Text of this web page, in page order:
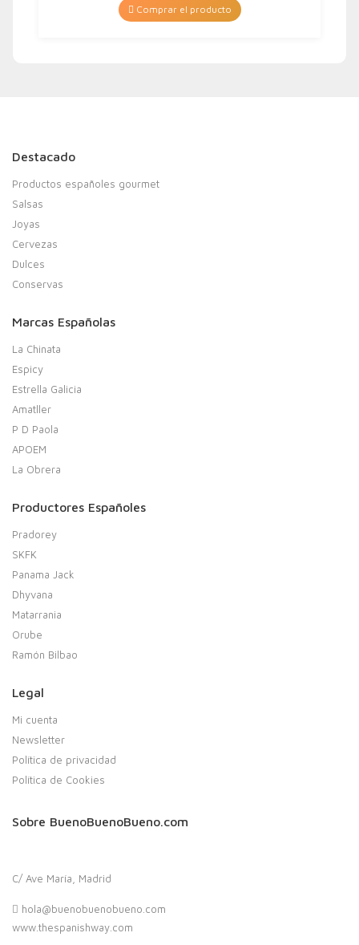
Comprar el producto
Destacado
Productos españoles gourmet
Salsas
Joyas
Cervezas
Dulces
Conservas
Marcas Españolas
La Chinata
Espicy
Estrella Galicia
Amatller
P D Paola
APOEM
La Obrera
Productores Españoles
Pradorey
SKFK
Panama Jack
Dhyvana
Matarrania
Orube
Ramón Bilbao
Legal
Mi cuenta
Newsletter
Política de privacidad
Política de Cookies
Sobre BuenoBuenoBueno.com
C/ Ave María, Madrid
hola@buenobuenobueno.com
www.thespanishway.com